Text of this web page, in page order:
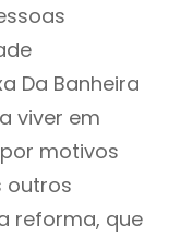
Da Banheira
viver em
motivos
outros
reforma, que